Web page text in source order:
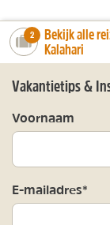
number_of_trips:
2
Bekijk alle
Kalahari
Vakantietips &
Voornaam
E-mailadres*